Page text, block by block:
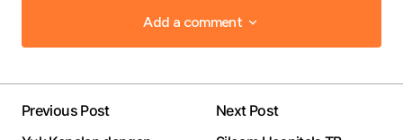
Add a comment
Add a comment
Previous Post
Next Post